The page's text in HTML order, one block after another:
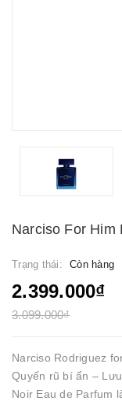
Narciso For Him
Trạng thái: Còn hàng
2.399.000₫
3.099.000₫
Narciso Rodriguez
Quyến rũ bí ẩn –
Noir Eau de Parfum